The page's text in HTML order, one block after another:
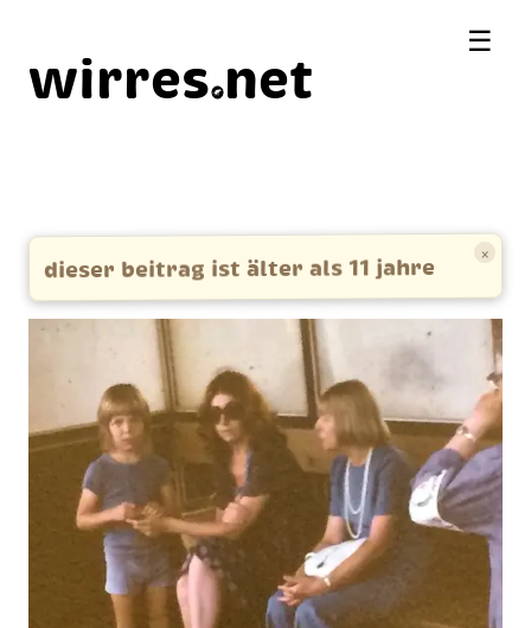
wirres net
×
dieser beitrag ist älter als 11 jahre
☰